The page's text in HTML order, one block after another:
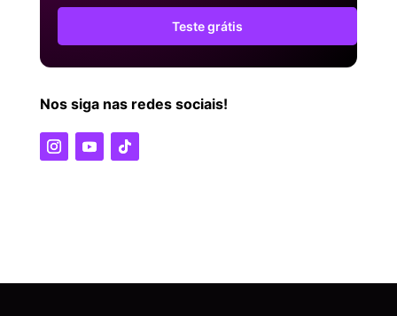
Teste grátis
Nos siga nas redes sociais!